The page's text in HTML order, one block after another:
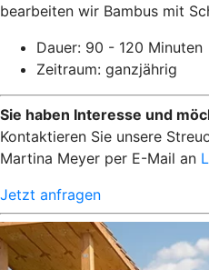
bearbeiten wir Bambus mit
Dauer: 90 - 120 Minuten
Zeitraum: ganzjährig
Sie haben Interesse und
Kontaktieren Sie unsere
Martina Meyer per E-Mail an
Jetzt anfragen